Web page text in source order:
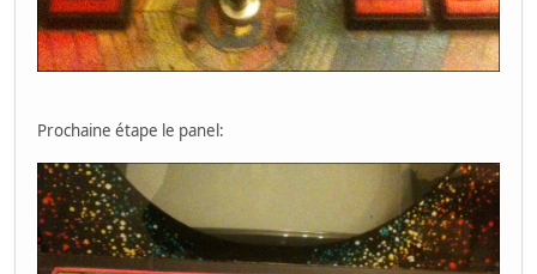
Prochaine étape le panel: